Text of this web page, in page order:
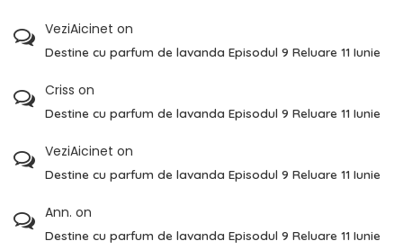
VeziAicinet on
Destine cu parfum de lavanda Episodul 9 Reluare 11 Iunie
Criss on
Destine cu parfum de lavanda Episodul 9 Reluare 11 Iunie
VeziAicinet on
Destine cu parfum de lavanda Episodul 9 Reluare 11 Iunie
Ann. on
Destine cu parfum de lavanda Episodul 9 Reluare 11 Iunie